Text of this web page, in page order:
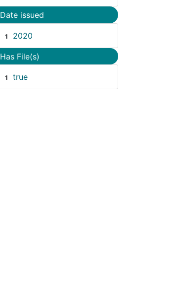
Date issued
1 2020
Has File(s)
1 true